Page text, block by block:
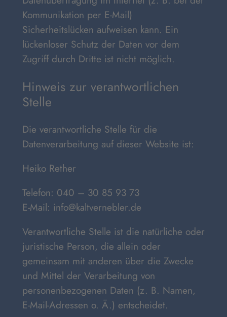
Kommunikation per E-Mail)
Sicherheitslücken aufweisen kann. Ein
lückenloser Schutz der Daten vor dem
Zugriff durch Dritte ist nicht möglich.
Hinweis zur verantwortlichen
Stelle
Die verantwortliche Stelle für die
Datenverarbeitung auf dieser Website ist:
Heiko Rether
Telefon: 040 – 30 85 93 73
E-Mail: info@kaltvernebler.de
Verantwortliche Stelle ist die natürliche oder
juristische Person, die allein oder
gemeinsam mit anderen über die Zwecke
und Mittel der Verarbeitung von
personenbezogenen Daten (z. B. Namen,
E-Mail-Adressen o. Ä.) entscheidet.